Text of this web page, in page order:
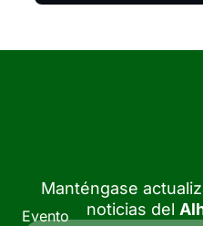
Evento
Manténgase
noticias del